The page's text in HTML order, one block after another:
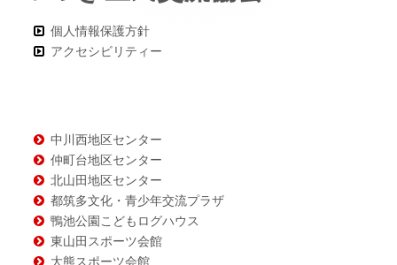
ン
ツ
個人情報保護方針
アクセシビリティー
中川西地区センター
仲町台地区センター
北山田地区センター
都筑多文化・青少年交流プラザ
鴨池公園こどもログハウス
東山田スポーツ会館
大熊スポーツ会館